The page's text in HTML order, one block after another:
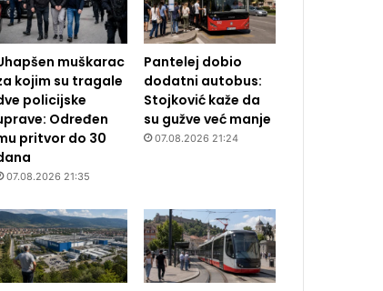
muškarac
kojim su tragale
policijske
Određen
pritvor do 30
07.08.2026 21:35
Pantelej dobio
dodatni autobus:
Stojković kaže da
su gužve već manje
07.08.2026 21:24